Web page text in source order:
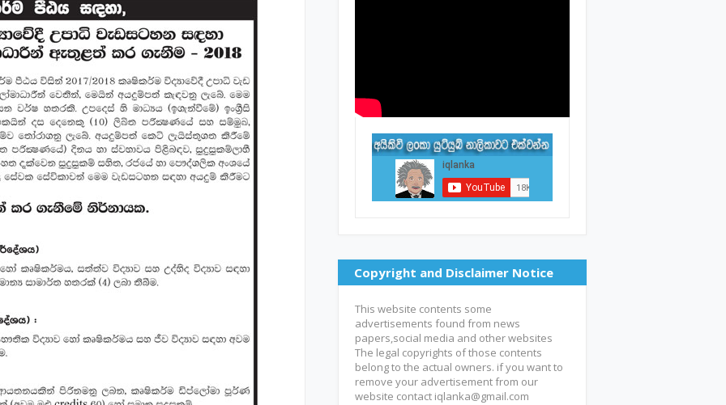
Copyright and Disclaimer Notice
This website contents some
advertisements found from news
papers,social media and other websites
The legal copyrights of those contents
belong to the actual owners. if you want to
remove your advertisement from our
website contact iqlanka@gmail.com